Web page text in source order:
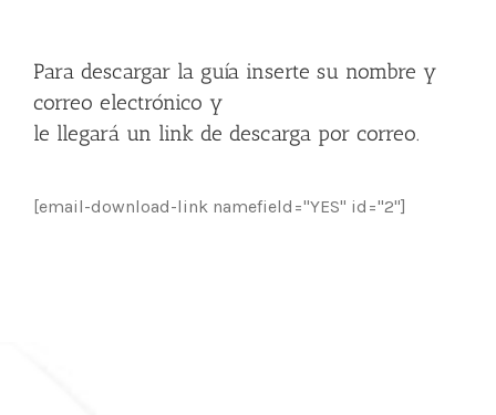
Para descargar la guía inserte su nombre y
correo electrónico y
le llegará un link de descarga por correo.
[email-download-link namefield="YES" id="2"]